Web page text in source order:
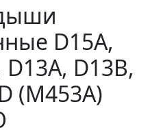
D15A,
D13A, D13B,
(M453A)